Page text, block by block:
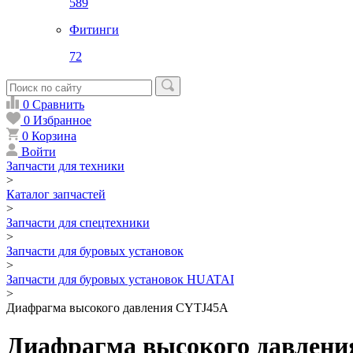
589
Фитинги
72
0 Сравнить
0 Избранное
0 Корзина
Войти
Запчасти для техники
>
Каталог запчастей
>
Запчасти для спецтехники
>
Запчасти для буровых установок
>
Запчасти для буровых установок HUATAI
>
Диафрагма высокого давления CYTJ45A
Диафрагма высокого